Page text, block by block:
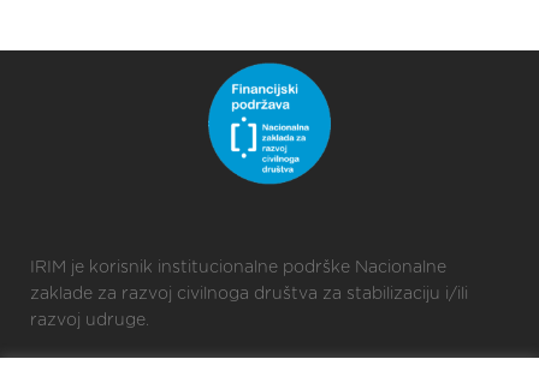
IRIM je korisnik institucionalne podrške Nacionalne
zaklade za razvoj civilnoga društva za stabilizaciju i/ili
razvoj udruge.